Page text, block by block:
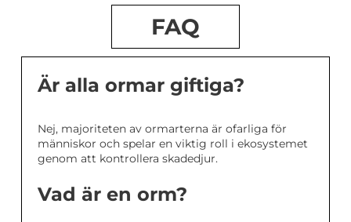
FAQ
Är alla ormar giftiga?
Nej, majoriteten av ormarterna är ofarliga för
människor och spelar en viktig roll i ekosystemet
genom att kontrollera skadedjur.
Vad är en orm?